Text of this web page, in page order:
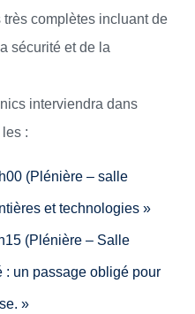
complètes incluant de
sécurité et de la
interviendra dans
:
(Plénière – salle
et technologies »
(Plénière – Salle
: un passage obligé pour
»